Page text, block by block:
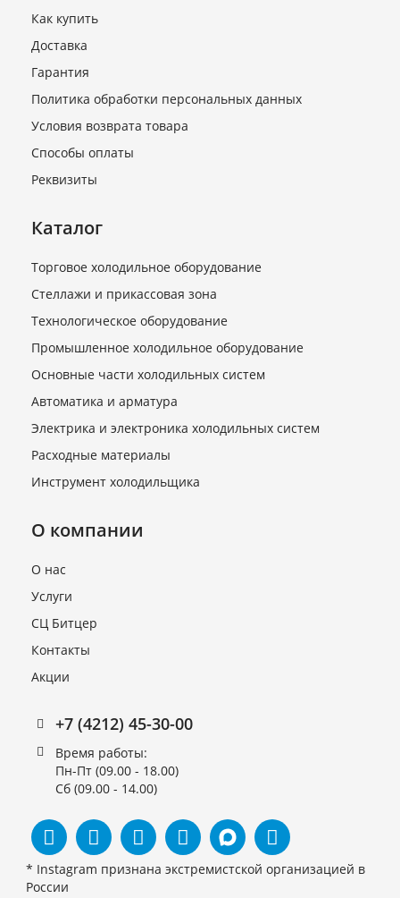
Микродвигатель 18/25 Вт
(с конденсатором, 2600
об/мин) ДАО 110-18-3,0
(41102111200d)
В наличии
4 530 руб.
Вентилятор 8E450 (YWF8E-
(YDWF67L25P2-300P-250
В наличии
4 860 руб.
Как купить
Доставка
Гарантия
Политика обработки персональных данных
Условия возврата товара
Способы оплаты
Реквизиты
Каталог
Торговое холодильное оборудование
Стеллажи и прикассовая зона
Технологическое оборудование
Промышленное холодильное оборудование
Основные части холодильных систем
Автоматика и арматура
Электрика и электроника холодильных систем
Расходные материалы
Инструмент холодильщика
О компании
О нас
Услуги
СЦ Битцер
Контакты
Акции
+7 (4212) 45-30-00
Время работы:
Пн-Пт (09.00 - 18.00)
Сб (09.00 - 14.00)
* Instagram признана экстремистской организацией в
России